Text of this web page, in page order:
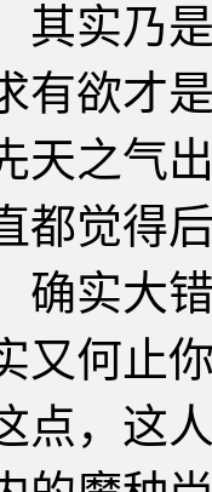
其实乃
有欲才
天之气
都觉得
确实大
又何止
，这人